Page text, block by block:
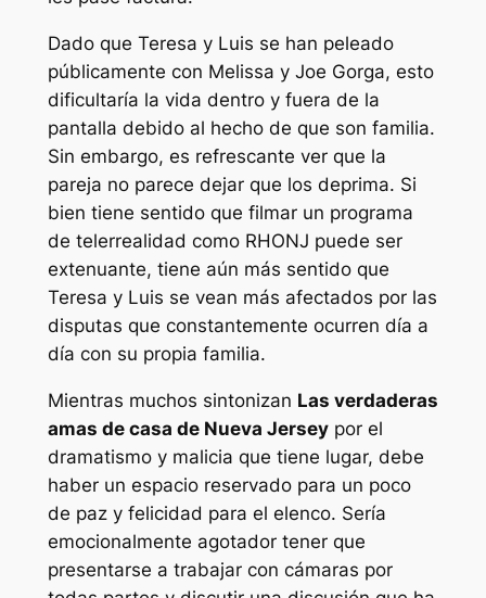
Dado que Teresa y Luis se han peleado
públicamente con Melissa y Joe Gorga, esto
dificultaría la vida dentro y fuera de la
pantalla debido al hecho de que son familia.
Sin embargo, es refrescante ver que la
pareja no parece dejar que los deprima. Si
bien tiene sentido que filmar un programa
de telerrealidad como RHONJ puede ser
extenuante, tiene aún más sentido que
Teresa y Luis se vean más afectados por las
disputas que constantemente ocurren día a
día con su propia familia.
Mientras muchos sintonizan Las verdaderas
amas de casa de Nueva Jerseypor el
dramatismo y malicia que tiene lugar, debe
haber un espacio reservado para un poco
de paz y felicidad para el elenco. Sería
emocionalmente agotador tener que
presentarse a trabajar con cámaras por